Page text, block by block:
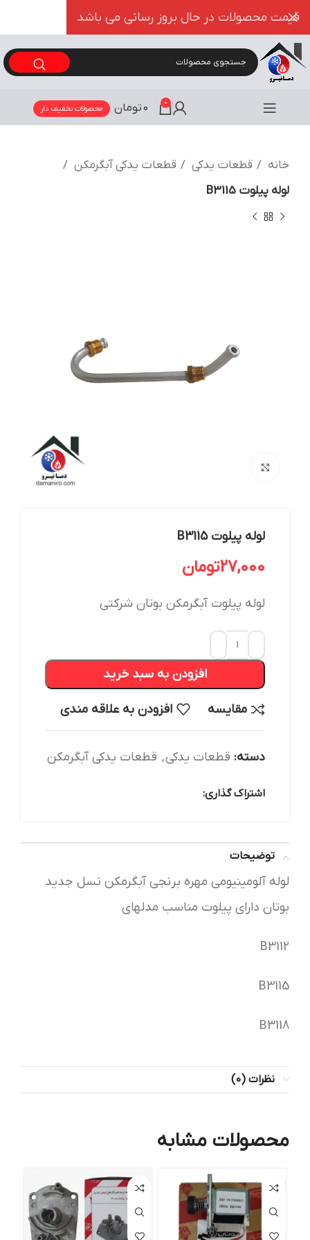
0
0تومان محصولات تخفیف دار
خانه قطعات یدکی
قطعات یدکی آبگرمکن
لوله پیلوت B3115
لوله پیلوت B3115
27,000تومان
لوله پیلوت آبگرمکن بوتان شرکتی
افزودن به سبد خرید
مقایسه افزودن به علاقه مندی
دسته: قطعات یدکی, قطعات یدکی آبگرمکن
اشتراک گذاری:
توضیحات
لوله آلومینیومی مهره برنجی آبگرمکن نسل جدید
بوتان دارای پیلوت مناسب مدلهای
B3112
B3115
B3118
نظرات (0)
محصولات مشابه
قیمت محصولات در حال بروز رسانی می باشد